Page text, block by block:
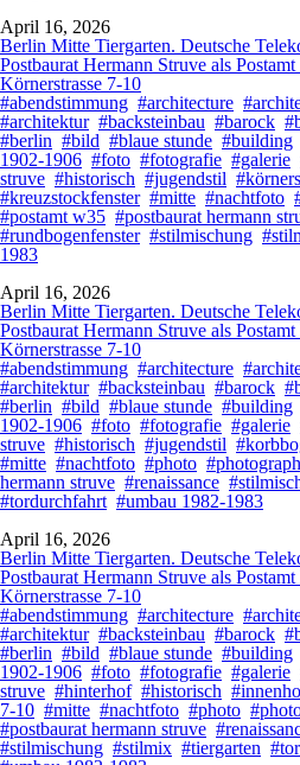
April 16, 2026
Berlin Mitte Tiergarten. Deutsche
Postbaurat Hermann Struve als
Körnerstrasse 7-10
#abendstimmung #architecture
#architektur #backsteinbau #barock
#berlin #bild #blaue stunde #building
1902-1906 #foto #fotografie #galerie
struve #historisch #jugendstil
#kreuzstockfenster #mitte #nachtfoto
#postamt w35 #postbaurat hermann
#rundbogenfenster #stilmischung
1983
April 16, 2026
Berlin Mitte Tiergarten. Deutsche
Postbaurat Hermann Struve als
Körnerstrasse 7-10
#abendstimmung #architecture
#architektur #backsteinbau #barock
#berlin #bild #blaue stunde #building
1902-1906 #foto #fotografie #galerie
struve #historisch #jugendstil
#mitte #nachtfoto #photo
hermann struve #renaissance
#tordurchfahrt #umbau 1982-1983
April 16, 2026
Berlin Mitte Tiergarten. Deutsche
Postbaurat Hermann Struve als
Körnerstrasse 7-10
#abendstimmung #architecture
#architektur #backsteinbau #barock
#berlin #bild #blaue stunde #building
1902-1906 #foto #fotografie #galerie
struve #hinterhof #historisch
7-10 #mitte #nachtfoto #photo
#postbaurat hermann struve
#stilmischung #stilmix #tiergarten